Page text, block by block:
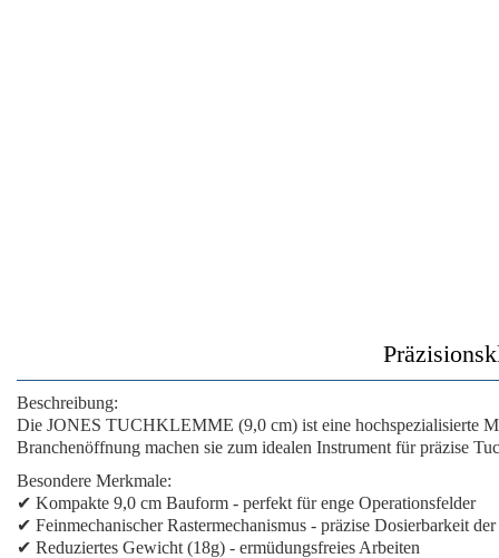
Beschreibung:
Die JONES TUCHKLEMME (9,0 cm) ist eine hochspezialisierte
Branchenöffnung machen sie zum idealen Instrument für präzise
Besondere Merkmale:
✔ Kompakte 9,0 cm Bauform - perfekt für enge Operationsfelder
✔ Feinmechanischer Rastermechanismus - präzise Dosierbarkeit
✔ Reduziertes Gewicht (18g) - ermüdungsfreies Arbeiten